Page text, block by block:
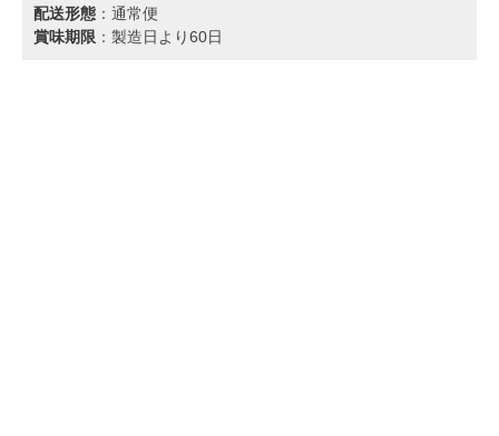
配送形態 ：通常便
賞味期限 ：製造日より60日